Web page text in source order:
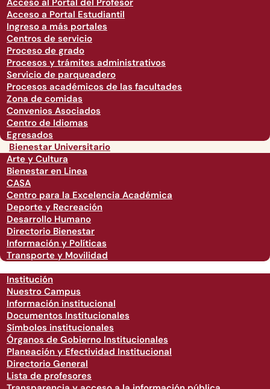
Acceso al Portal del Profesor
Acceso a Portal Estudiantil
Ingreso a más portales
Centros de servicio
Proceso de grado
Procesos y trámites administrativos
Servicio de parqueadero
Procesos académicos de las facultades
Zona de comidas
Convenios Asociados
Centro de Idiomas
Egresados
Bienestar Universitario
Arte y Cultura
Bienestar en Linea
CASA
Centro para la Excelencia Académica
Deporte y Recreación
Desarrollo Humano
Directorio Bienestar
Información y Políticas
Transporte y Movilidad
Institución
Nuestro Campus
Información institucional
Documentos Institucionales
Símbolos institucionales
Órganos de Gobierno Institucionales
Planeación y Efectividad Institucional
Directorio General
Lista de profesores